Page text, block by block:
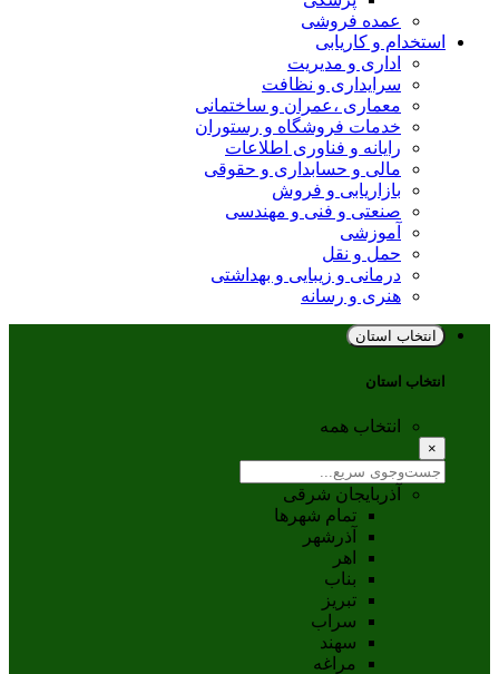
عمده فروشی
استخدام و کاریابی
اداری و مدیریت
سرایداری و نظافت
معماری ،عمران و ساختمانی
خدمات فروشگاه و رستوران
رایانه و فناوری اطلاعات
مالی و حسابداری و حقوقی
بازاریابی و فروش
صنعتی و فنی و مهندسی
آموزشی
حمل و نقل
درمانی و زیبایی و بهداشتی
هنری و رسانه
انتخاب استان
انتخاب استان
انتخاب همه
آذربایجان شرقی
تمام شهر‌ها
آذرشهر
اهر
بناب
تبريز
سراب
سهند
مراغه